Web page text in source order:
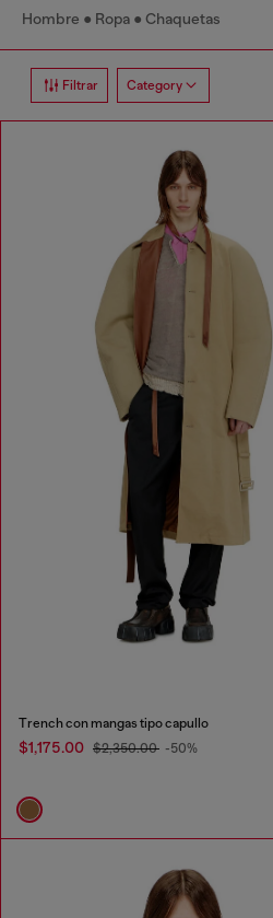
Hombre Ropa Chaquetas
Filtrar Category
Trench con mangas tipo capullo
$1,175.00 $2,350.00 -50%